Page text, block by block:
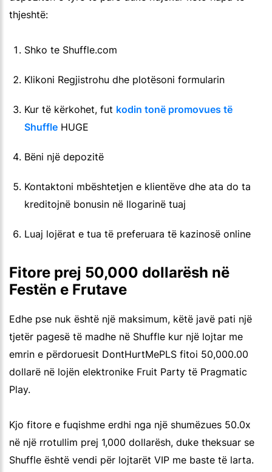
thjeshtë:
Shko te Shuffle.com
Klikoni Regjistrohu dhe plotësoni formularin
Kur të kërkohet, fut kodin tonë promovues të
Shuffle HUGE
Bëni një depozitë
Kontaktoni mbështetjen e klientëve dhe ata do ta
kreditojnë bonusin në llogarinë tuaj
Luaj lojërat e tua të preferuara të kazinosë online
Fitore prej 50,000 dollarësh në
Festën e Frutave
Edhe pse nuk është një maksimum, këtë javë pati një
tjetër pagesë të madhe në Shuffle kur një lojtar me
emrin e përdoruesit DontHurtMePLS fitoi 50,000.00
dollarë në lojën elektronike Fruit Party të Pragmatic
Play.
Kjo fitore e fuqishme erdhi nga një shumëzues 50.0x
në një rrotullim prej 1,000 dollarësh, duke theksuar se
Shuffle është vendi për lojtarët VIP me baste të larta.